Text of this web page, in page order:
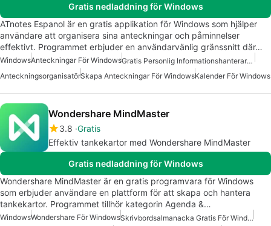
Gratis nedladdning för Windows
ATnotes Espanol är en gratis applikation för Windows som hjälper
användare att organisera sina anteckningar och påminnelser
effektivt. Programmet erbjuder en användarvänlig gränssnitt där…
WindowsAnteckningar För Windows
Gratis Personlig Informationshanterare För Windows
AnteckningsorganisatörSkapa Anteckningar För WindowsKalender För Windows
Wondershare MindMaster
3.8 Gratis
Effektiv tankekartor med Wondershare MindMaster
Gratis nedladdning för Windows
Wondershare MindMaster är en gratis programvara för Windows
som erbjuder användare en plattform för att skapa och hantera
tankekartor. Programmet tillhör kategorin Agenda &…
WindowsWondershare För Windows Skrivbordsalmanacka Gratis För Windows